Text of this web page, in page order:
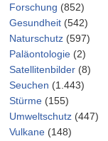
Forschung (852)
Gesundheit (542)
Naturschutz (597)
Paläontologie (2)
Satellitenbilder (8)
Seuchen (1.443)
Stürme (155)
Umweltschutz (447)
Vulkane (148)